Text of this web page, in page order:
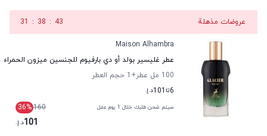
عروضات مذهلة 42
:
38
:
31
Maison Alhambra
عطر غليسير بولد أو دي بارفيوم للجنسين ميزون الحمراء
100 مل عطر
+1
حجم العطر
6تا 101د.إ.
سيتم شحن طلبك خلال 1 يوم عمل 160
36%
101د.إ.